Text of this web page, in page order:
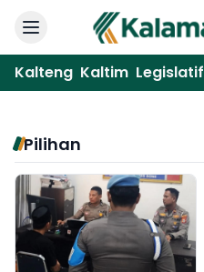
Kalteng Kaltim Legislatif
Pilihan